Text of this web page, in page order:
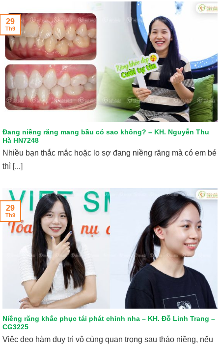
Đang niềng răng mang bầu có sao không? – KH. Nguyễn Thu
Hà HN7248
Nhiều bạn thắc mắc hoặc lo sợ đang niềng răng mà có em bé
thì [...]
29
Th9
Niềng răng khắc phục tái phát chỉnh nha – KH. Đỗ Linh Trang –
CG3225
Việc đeo hàm duy trì vô cùng quan trọng sau tháo niềng, nếu
29
Th9